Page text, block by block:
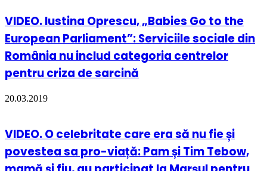
VIDEO. Iustina Oprescu, „Babies Go to the
European Parliament”: Serviciile sociale din
România nu includ categoria centrelor
pentru criza de sarcină
20.03.2019
VIDEO. O celebritate care era să nu fie și
povestea sa pro-viață: Pam și Tim Tebow,